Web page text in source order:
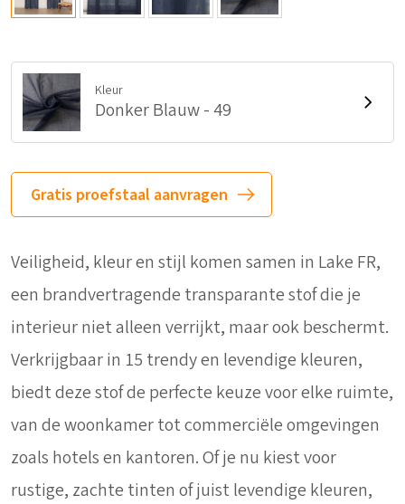
Kleur
Donker Blauw - 49
Gratis proefstaal aanvragen
Veiligheid, kleur en stijl komen samen in Lake FR,
een brandvertragende transparante stof die je
interieur niet alleen verrijkt, maar ook beschermt.
Verkrijgbaar in 15 trendy en levendige kleuren,
biedt deze stof de perfecte keuze voor elke ruimte,
van de woonkamer tot commerciële omgevingen
zoals hotels en kantoren. Of je nu kiest voor
rustige, zachte tinten of juist levendige kleuren,